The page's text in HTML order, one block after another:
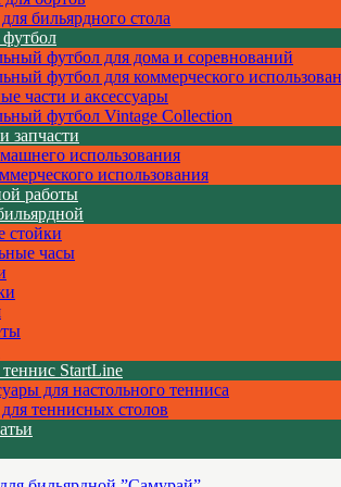
бильярдного стола
футбол для дома и соревнований
футбол для коммерческого
части и аксессуары
футбол Vintage Collection
запчасти
использования
использования
работы
стойки
часы
StartLine
для настольного тенниса
теннисных столов